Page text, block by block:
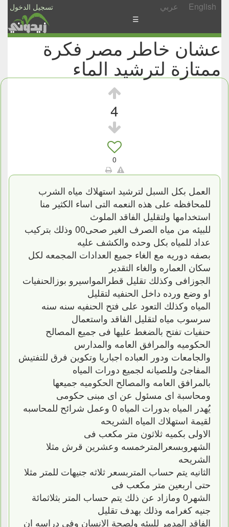
تسجيل الدخول عربي English
الأخبار
والمشاركات
☰
عشان خاطر مصر فكرة
ممتازة لترشيد الماء
4
0
العمل بكل السبل لترشيد استهلاك مياه الشرب
للمحافظه على هذه النعمه التى اساء الكثير منا
استخدامها ولتقليل الفاقد الملوث
للبيئه من مياه الصرف الغير صحى00 وذلك بتركيب
عداد للمياه بكل وحده والكشف عليه
بصفه دوريه مع الغاء جميع العدادات المجمعه لكل
سكان العماره والغاء التقدير
الجوزافى وكذلك تقليل قطرالمواسيرو بوزالحنفيات
او وضع ورده داخل الحنفيه لتقليل
المياه وكذلك التعود على فتح الحنفيه سنه سنه
سرسوب مياه لتقليل الفاقد واستعمال
حنفيات تفتح بالضغط عليها فى جميع المصالح
الحكوميه والمرافق العامه والمدارس
والجامعات ودور العباده اجباريا وتكوين فرق للتفتيش
المفاجئ وللصيانه لجميع دورات المياه
بالمرافق العامه والمصالح الحكوميه جميعها
ومحاسبة اى مسئول عن اى مبنى حكومى
يُهدر المياه بدورات المياه 0 وعمل شرائح للمحاسبه
لقيمة استهلاك المياه الشريحه
الاولى بكميه ثلاثون متر مكعب فى
الشهروبسعرالمترخمسه وعشرين قرش مثلا
الشريحه
الثانيه يتم حساب المتربسعر ثلاثه جنيهات للمتر مثلا
حتى اربعين متر مكعب فى
الشهر0 ومازاد عن ذلك يتم حساب المتر بثلاثمائة
جنيه كغرامه وذلك بهدف تقليل
الفاقد المدمر للبيئه ولصحة الانسان وفي دراسه ان